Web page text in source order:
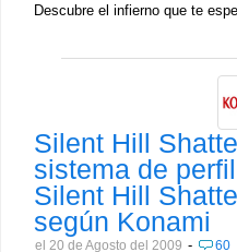
Descubre el infierno que te
Silent Hill
sistema de
Silent Hill
según Konami
el 20 de Agosto del 2009 - 60